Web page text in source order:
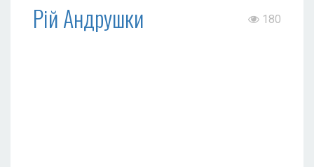
Рій Андрушки 180